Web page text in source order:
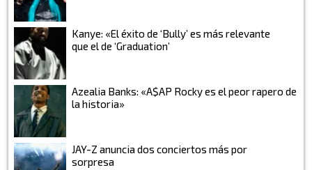
Kanye: «El éxito de ‘Bully’ es más relevante
que el de ‘Graduation’
Azealia Banks: «A$AP Rocky es el peor rapero de
la historia»
JAY-Z anuncia dos conciertos más por
sorpresa